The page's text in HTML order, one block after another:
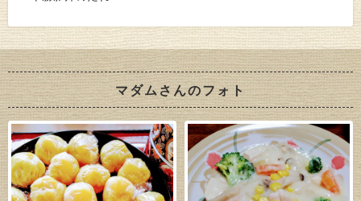
マダムさんのフォト